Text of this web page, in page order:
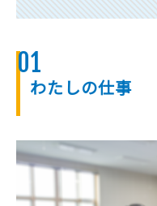
01
わたしの仕事